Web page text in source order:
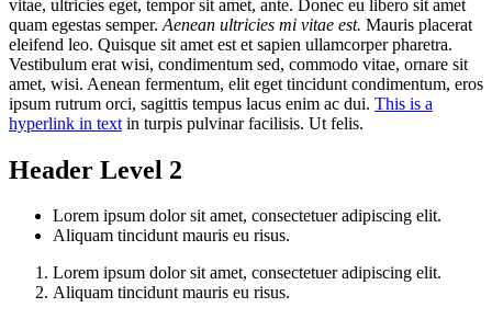
vitae, ultricies eget, tempor sit amet, ante. Donec eu libero sit amet
quam egestas semper. Aenean ultricies mi vitae est. Mauris placerat
eleifend leo. Quisque sit amet est et sapien ullamcorper pharetra.
Vestibulum erat wisi, condimentum sed, commodo vitae, ornare sit
amet, wisi. Aenean fermentum, elit eget tincidunt condimentum, eros
ipsum rutrum orci, sagittis tempus lacus enim ac dui. This is a
hyperlink in text in turpis pulvinar facilisis. Ut felis.
Header Level 2
Lorem ipsum dolor sit amet, consectetuer adipiscing elit.
Aliquam tincidunt mauris eu risus.
Lorem ipsum dolor sit amet, consectetuer adipiscing elit.
Aliquam tincidunt mauris eu risus.